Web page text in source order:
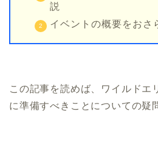
説
イベントの概要をおさ
この記事を読めば、ワイルドエ
に準備すべきことについての疑